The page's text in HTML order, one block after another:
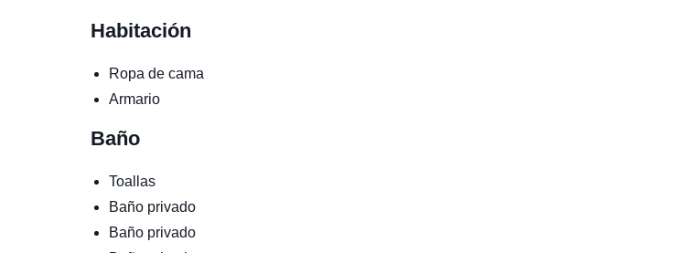
Habitación
Ropa de cama
Armario
Baño
Toallas
Baño privado
Baño privado